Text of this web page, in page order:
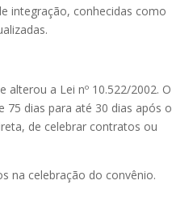
integração, conhecidas como
alterou a Lei nº 10.522/2002. O
dias para até 30 dias após o
de celebrar contratos ou
na celebração do convênio.